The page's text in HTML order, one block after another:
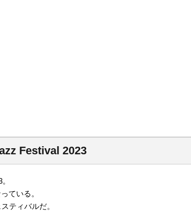
Festival 2023
ている。
ティバルだ。